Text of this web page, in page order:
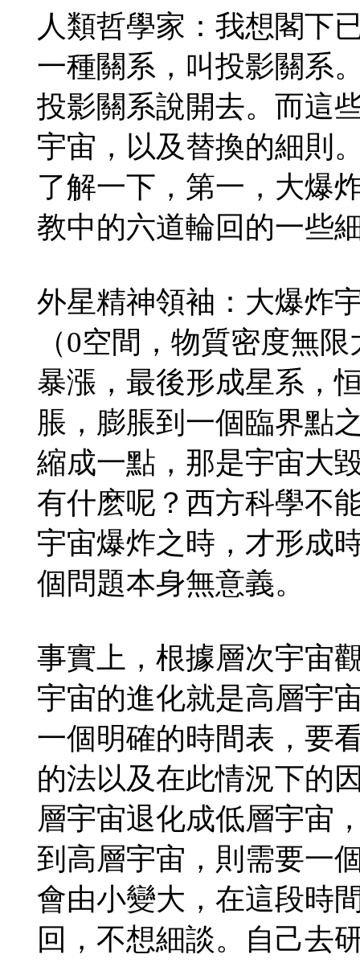
人類哲學家：我想閣下
一種關系，叫投影關系
投影關系說開去。而這
宇宙，以及替換的細則
了解一下，第一，大爆
教中的六道輪回的一些
外星精神領袖：大爆炸
（0空間，物質密度無
暴漲，最後形成星系，
脹，膨脹到一個臨界點
縮成一點，那是宇宙大
有什麽呢？西方科學不
宇宙爆炸之時，才形成
個問題本身無意義。
事實上，根據層次宇宙
宇宙的進化就是高層宇
一個明確的時間表，要
的法以及在此情況下的
層宇宙退化成低層宇宙
到高層宇宙，則需要一
會由小變大，在這段時
回，不想細談。自己去